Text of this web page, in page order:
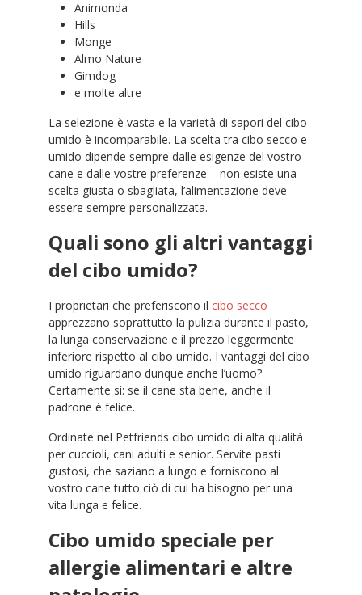
Animonda
Hills
Monge
Almo Nature
Gimdog
e molte altre
La selezione è vasta e la varietà di sapori del cibo
umido è incomparabile. La scelta tra cibo secco e
umido dipende sempre dalle esigenze del vostro
cane e dalle vostre preferenze – non esiste una
scelta giusta o sbagliata, l’alimentazione deve
essere sempre personalizzata.
Quali sono gli altri vantaggi
del cibo umido?
I proprietari che preferiscono il cibo secco
apprezzano soprattutto la pulizia durante il pasto,
la lunga conservazione e il prezzo leggermente
inferiore rispetto al cibo umido. I vantaggi del cibo
umido riguardano dunque anche l’uomo?
Certamente sì: se il cane sta bene, anche il
padrone è felice.
Ordinate nel Petfriends cibo umido di alta qualità
per cuccioli, cani adulti e senior. Servite pasti
gustosi, che saziano a lungo e forniscono al
vostro cane tutto ciò di cui ha bisogno per una
vita lunga e felice.
Cibo umido speciale per
allergie alimentari e altre